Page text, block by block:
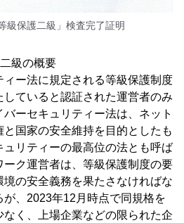
級保護二級」検査完了証明
級の概要
ー法に規定される等級保護制度
ていると認証された運営者のみ
ーセキュリティー法は、ネット
国家の安全維持を目的としたも
リティーの最高位の法とも呼ば
ク運営者は、等級保護制度の要
の安全義務を果たさなければな
が、2023年12月時点で同規格を
く、上場企業などの限られた企